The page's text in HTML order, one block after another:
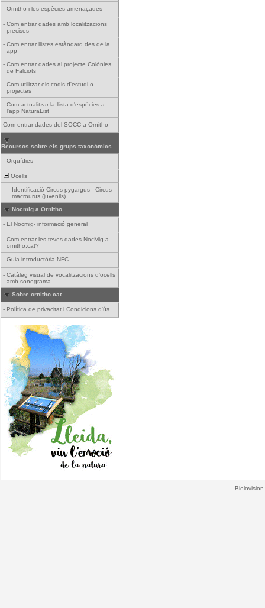
- Ornitho i les espècies amenaçades
- Com entrar dades amb localitzacions
precises
- Com entrar llistes estàndard des de la
app
- Com entrar dades al projecte Colònies
de Falciots
- Com utilitzar els codis d'estudi o
projectes
- Com actualitzar la llista d'espècies a
l'app NaturaList
Com entrar dades del SOCC a Ornitho
Recursos sobre els grups taxonòmics
- Orquídies
Ocells
- Identificació Circus pygargus - Circus
macrourus (juvenils)
Nocmig a Ornitho
- El Nocmig- informació general
- Com entrar les teves dades NocMig a
ornitho.cat?
- Guia introductòria NFC
- Catàleg visual de vocalitzacions d'ocells
amb sonograma
Sobre ornitho.cat
- Política de privacitat i Condicions d'ús
Biolovision